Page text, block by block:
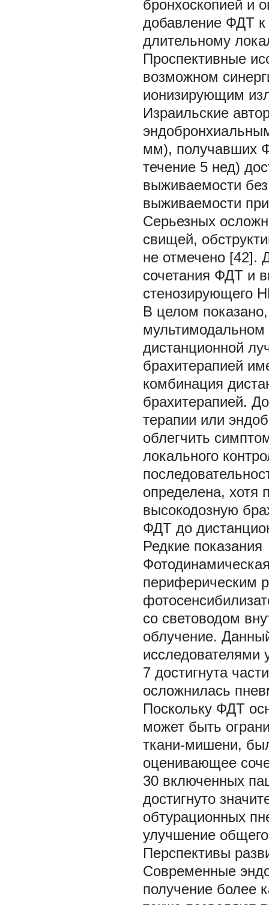
бронхоскопией и
добавление ФДТ к
длительному
Проспективные
возможном
ионизирующим
Израильские
мм), получавших
течение 5 нед)
выживаемости
выживаемости
Серьезных
свищей,
не отмечено [42].
сочетания ФДТ и
стенозирующего
В целом
мультимодальном
дистанционной
брахитерапией
комбинация
брахитерапией.
терапии или
облегчить
локального
определена, хотя
высокодозную
ФДТ до
Редкие показания
периферическим
со световодом
облучение.
исследователями
7 достигнута
осложнилась
Поскольку ФДТ
может быть
ткани-мишени,
оценивающее
30 включенных
достигнуто
обтурационных
улучшение
Перспективы
Современные
получение более